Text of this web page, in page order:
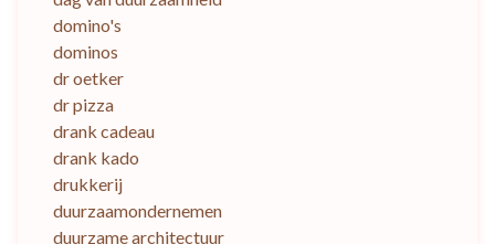
domino's
dominos
dr oetker
dr pizza
drank cadeau
drank kado
drukkerij
duurzaamondernemen
duurzame architectuur